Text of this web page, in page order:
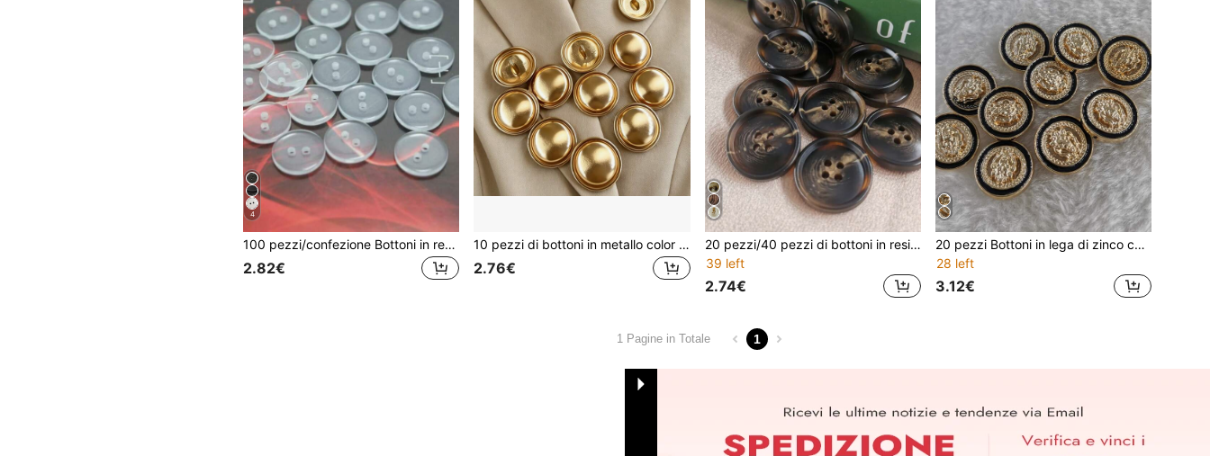
4
100 pezzi/confezione Bottoni in resina trasparenti a 2 fori, bottoni da cucire bidirezionali, adatti per camicie, tessuti per la casa, artigianato, abbigliamento e accessori per cucire
2.82€
10 pezzi di bottoni in metallo color oro rosa, adatti per cappotti, giacche, accessori di abbigliamento, cucire, di qualità durevole
2.76€
20 pezzi/40 pezzi di bottoni in resina assortiti, stile imitazione corno di bue, adatti per cappotti e giacche di alta gamma, accessori di cucito, materiale durevole, disponibili in diverse misure
39 left
2.74€
20 pezzi Bottoni in lega di zinco con motivo a testa di leone, adatti per cucire su cappotti di moda da donna, durevoli, 5 opzioni di dimensione
28 left
3.12€
1 Pagine in Totale 1